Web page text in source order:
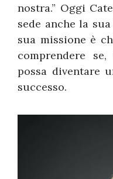
nostra.” Oggi
sede anche la
sua missione è
comprendere
possa diventare
successo.